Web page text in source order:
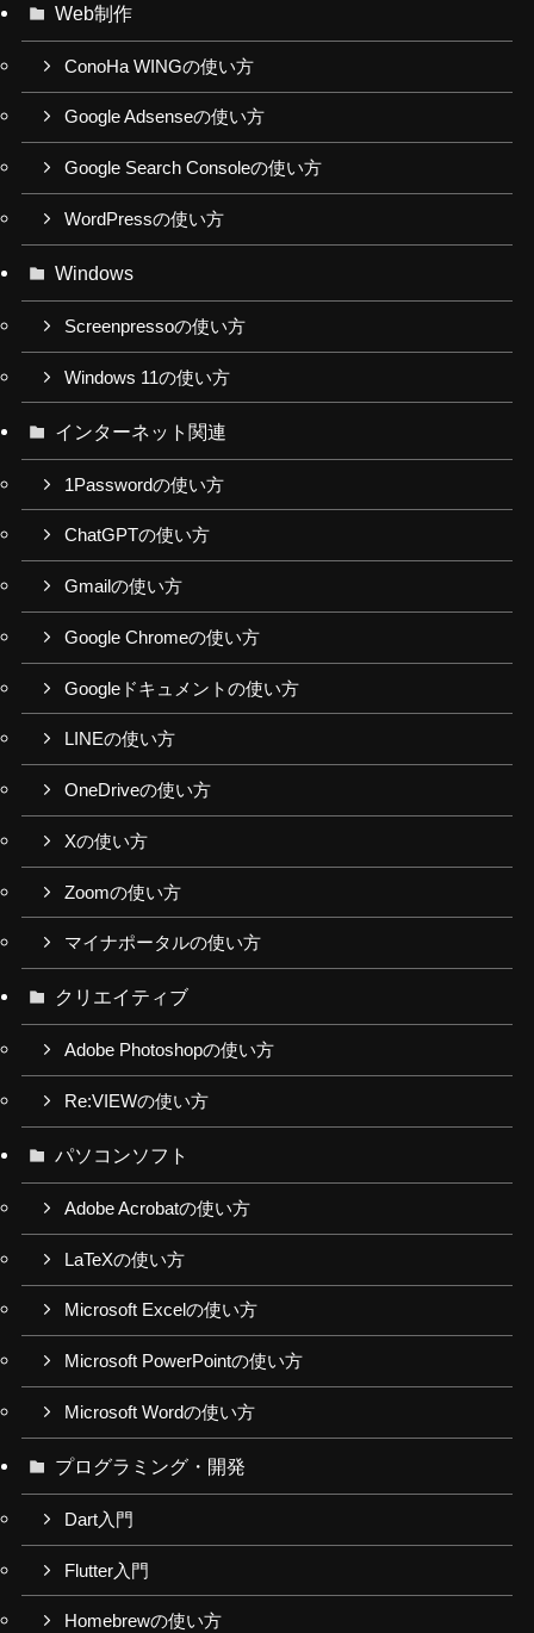
Web制作
ConoHa WINGの使い方
Google Adsenseの使い方
Google Search Consoleの使い方
WordPressの使い方
Windows
Screenpressoの使い方
Windows 11の使い方
インターネット関連
1Passwordの使い方
ChatGPTの使い方
Gmailの使い方
Google Chromeの使い方
Googleドキュメントの使い方
LINEの使い方
OneDriveの使い方
Xの使い方
Zoomの使い方
マイナポータルの使い方
クリエイティブ
Adobe Photoshopの使い方
Re:VIEWの使い方
パソコンソフト
Adobe Acrobatの使い方
LaTeXの使い方
Microsoft Excelの使い方
Microsoft PowerPointの使い方
Microsoft Wordの使い方
プログラミング・開発
Dart入門
Flutter入門
Homebrewの使い方